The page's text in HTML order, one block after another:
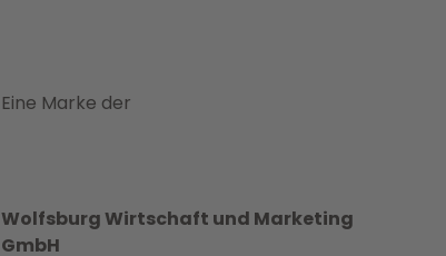
Eine Marke der
Wolfsburg Wirtschaft und Marketing
GmbH